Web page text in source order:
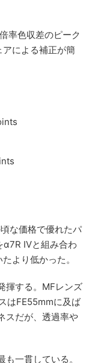
率色収差のピーク
による補正が簡
な価格で優れたパ
α7R IVと組み合わ
より低かった。
揮する。MFレンズ
はFE55mmに及ば
スだが、透過率や
一貫している。